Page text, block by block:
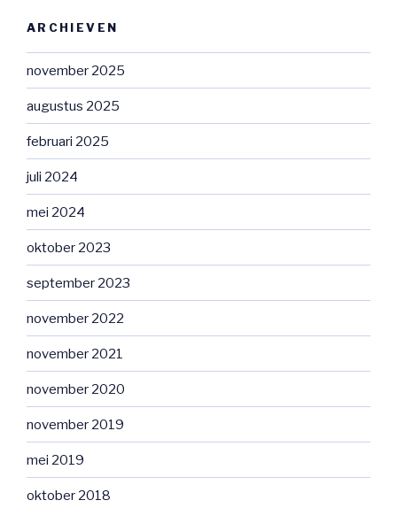
ARCHIEVEN
november 2025
augustus 2025
februari 2025
juli 2024
mei 2024
oktober 2023
september 2023
november 2022
november 2021
november 2020
november 2019
mei 2019
oktober 2018